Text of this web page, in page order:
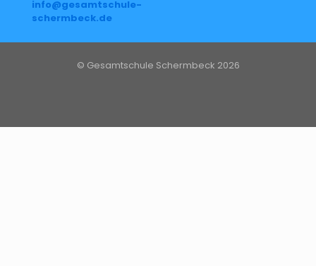
info@gesamtschule-
schermbeck.de
© Gesamtschule Schermbeck 2026